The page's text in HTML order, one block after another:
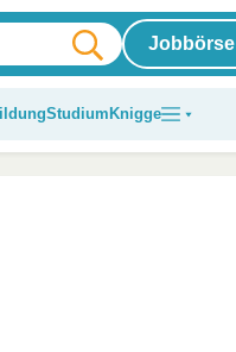
Jobbörse
Studium Knigge